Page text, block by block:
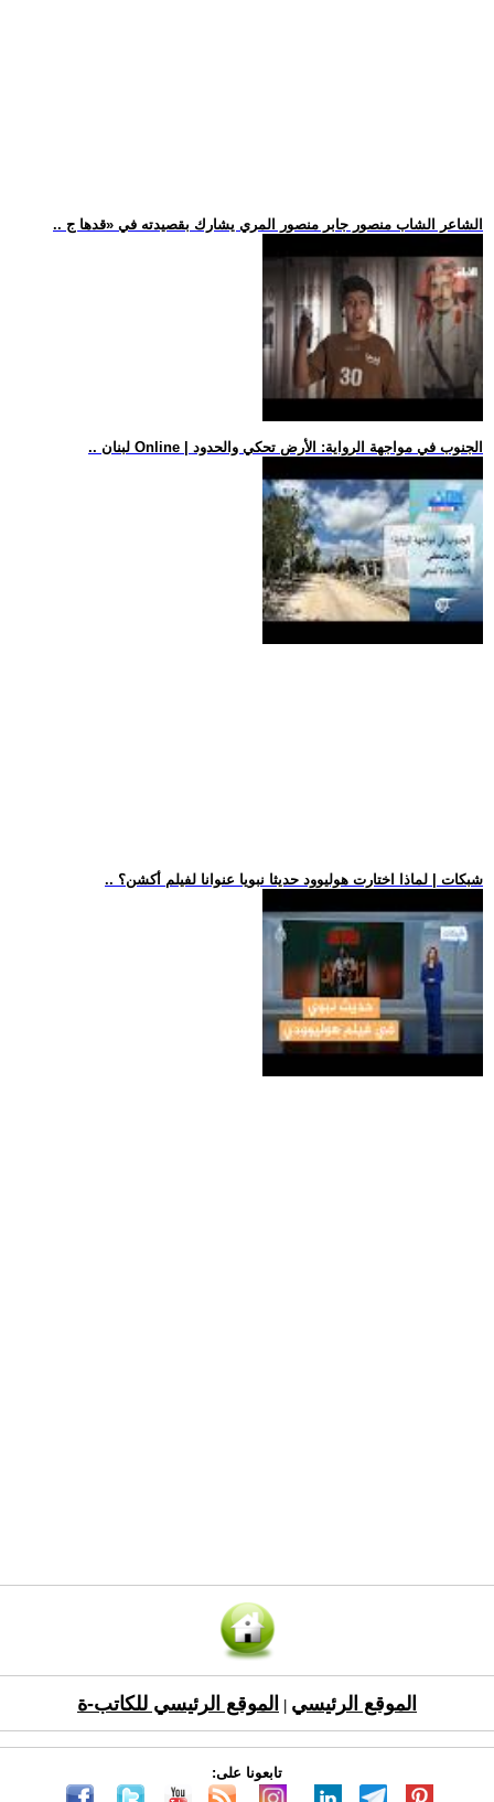
.. الشاعر الشاب منصور جابر منصور المري يشارك بقصيدته في «قدها ج
.. لبنان Online | الجنوب في مواجهة الرواية: الأرض تحكي والحدود
.. شبكات | لماذا اختارت هوليوود حديثا نبويا عنوانا لفيلم أكشن؟
الموقع الرئيسي الموقع الرئيسي للكاتب-ة
تابعونا على: